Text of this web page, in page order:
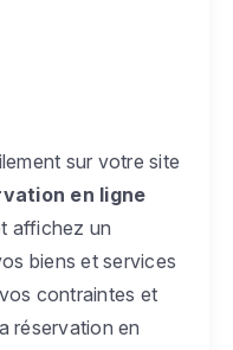
sur votre site
en ligne
affichez un
biens et services
contraintes et
réservation en